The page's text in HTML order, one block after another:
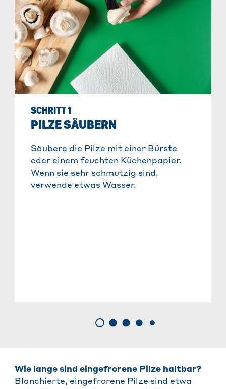
SCHRITT 1
PILZE SÄUBERN
Säubere die Pilze mit einer Bürste
oder einem feuchten Küchenpapier.
Wenn sie sehr schmutzig sind,
verwende etwas Wasser.
Wie lange sind eingefrorene Pilze haltbar?
Blanchierte, eingefrorene Pilze sind etwa